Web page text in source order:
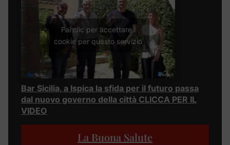
Fai clic per accettare i
cookie per questo servizio
Bar Sicilia, a Ispica la sfida per il futuro passa
dal nuovo governo della città CLICCA PER IL
VIDEO
La Buona Salute